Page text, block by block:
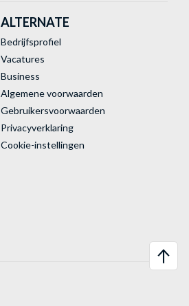
ALTERNATE
Bedrijfsprofiel
Vacatures
Business
Algemene voorwaarden
Gebruikersvoorwaarden
Privacyverklaring
Cookie-instellingen